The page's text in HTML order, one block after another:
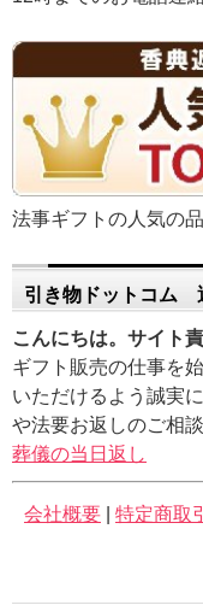
法事ギフトの人気の
引き物ドットコム
こんにちは。サイト
ギフト販売の仕事を
いただけるよう誠実
や法要お返しのご相
葬儀の当日返し
会社概要 特定商取